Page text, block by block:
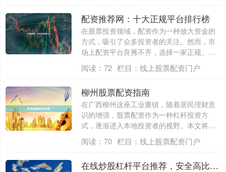
配资推荐网：十大正规平台排行榜
在股票投资领域，配资作为一种放大资金的
方式，吸引了众多投资者的关注。然而，市
场上配资平台良莠不齐，选择一家正规、安
全的平....
阅读： 72 栏目： 线上股票配资门户
柳州股票配资指南
在广西柳州这座工业重镇，随着居民理财意
识的增强，股票配资作为一种杠杆投资方
式，逐渐进入本地投资者的视野。本文将从
柳州本地....
阅读： 70 栏目： 线上股票配资门户
在线炒股杠杆平台推荐，安全高比例配资开户指南